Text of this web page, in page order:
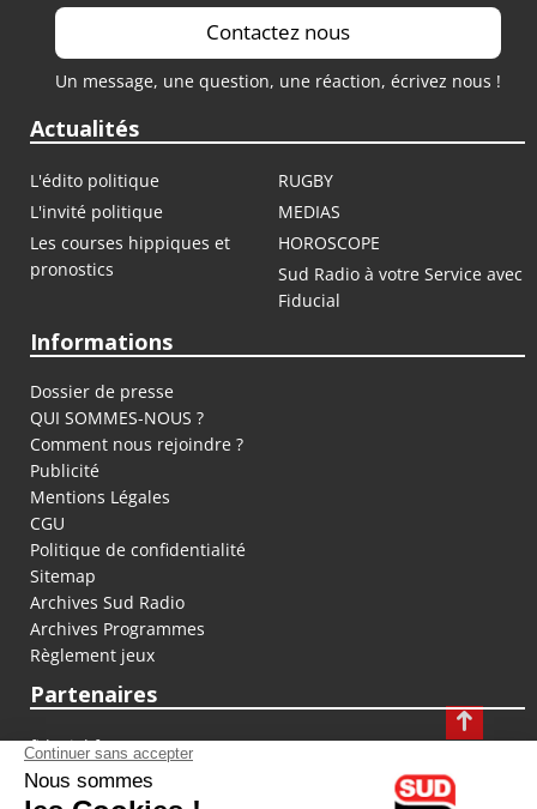
Contactez nous
Un message, une question, une réaction, écrivez nous !
Actualités
L'édito politique
RUGBY
L'invité politique
MEDIAS
Les courses hippiques et
pronostics
HOROSCOPE
Sud Radio à votre Service avec
Fiducial
Informations
Dossier de presse
QUI SOMMES-NOUS ?
Comment nous rejoindre ?
Publicité
Mentions Légales
CGU
Politique de confidentialité
Sitemap
Archives Sud Radio
Archives Programmes
Règlement jeux
Partenaires
fiducial.fr
lyoncapitale.fr